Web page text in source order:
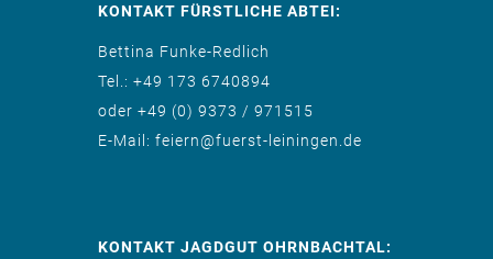
KONTAKT FÜRSTLICHE ABTEI:
Bettina Funke-Redlich
Tel.: +49 173 6740894
oder +49 (0) 9373 / 971515
E-Mail: feiern@fuerst-leiningen.de
KONTAKT JAGDGUT OHRNBACHTAL: